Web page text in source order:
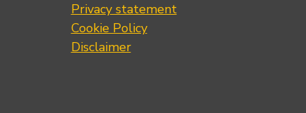
Privacy statement
Cookie Policy
Disclaimer